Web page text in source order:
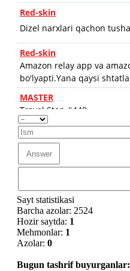
Sayt statistikasi
Barcha azolar: 2524
Hozir saytda: 1
Mehmonlar: 1
Azolar: 0
Bugun tashrif buyurganlar: